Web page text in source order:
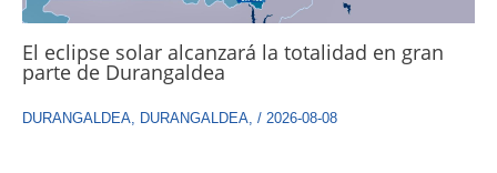
El eclipse solar alcanzará la totalidad en gran
parte de Durangaldea
DURANGALDEA DURANGALDEA / 2026-08-08